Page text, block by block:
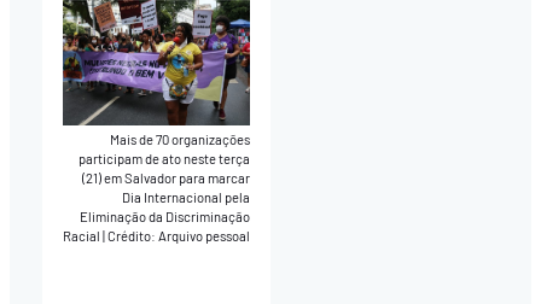
Mais de 70 organizações
participam de ato neste terça
(21) em Salvador para marcar
Dia Internacional pela
Eliminação da Discriminação
Racial|Crédito: Arquivo pessoal